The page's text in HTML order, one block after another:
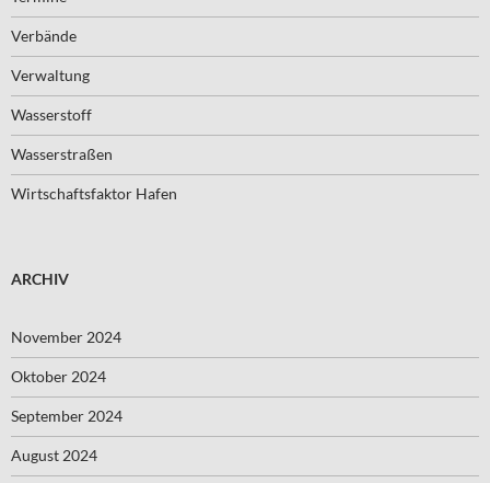
Verbände
Verwaltung
Wasserstoff
Wasserstraßen
Wirtschaftsfaktor Hafen
ARCHIV
November 2024
Oktober 2024
September 2024
August 2024